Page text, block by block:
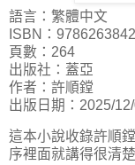
語言：繁體中文
ISBN：
頁數：264
出版社：蓋亞
作者：許順鏜
出版日期：2025/
這本小說收錄許順
序裡面就講得很清楚